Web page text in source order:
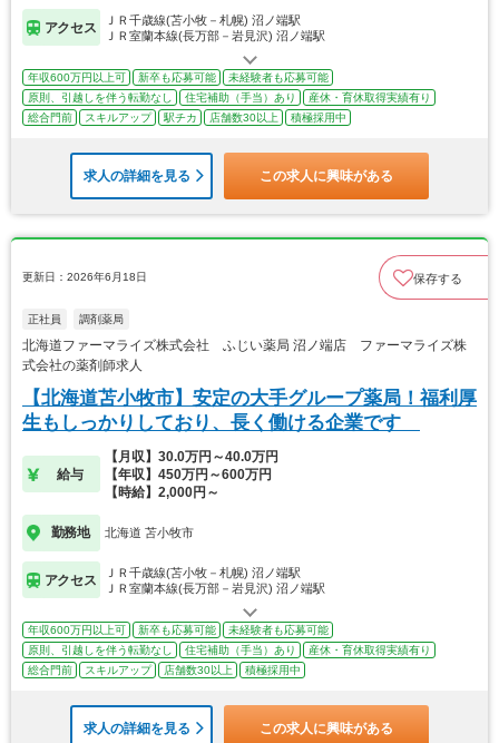
アクセス
ＪＲ千歳線(苫小牧－札幌) 沼ノ端駅
ＪＲ室蘭本線(長万部－岩見沢) 沼ノ端駅
年収600万円以上可 新卒も応募可能
未経験者も応募可能
原則、引越しを伴う転勤なし
住宅補助（手当）あり
産休・育休取得実績有り
総合門前
スキルアップ 駅チカ 店舗数30以上 積極採用中
求人の詳細を見る この求人に興味がある
更新日：2026年6月18日 保存する
正社員 調剤薬局
北海道ファーマライズ株式会社 ふじい薬局 沼ノ端店 ファーマライズ株
式会社の薬剤師求人
【北海道苫小牧市】安定の大手グループ薬局！福利厚
生もしっかりしており、長く働ける企業です
給与
【月収】30.0万円～40.0万円
【年収】450万円～600万円
【時給】2,000円～
勤務地 北海道 苫小牧市
アクセス
ＪＲ千歳線(苫小牧－札幌) 沼ノ端駅
ＪＲ室蘭本線(長万部－岩見沢) 沼ノ端駅
年収600万円以上可 新卒も応募可能
未経験者も応募可能
原則、引越しを伴う転勤なし
住宅補助（手当）あり
産休・育休取得実績有り
総合門前
スキルアップ 店舗数30以上 積極採用中
求人の詳細を見る この求人に興味がある